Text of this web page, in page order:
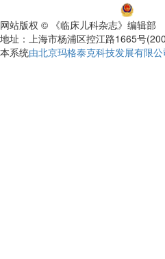
网站版权 © 《临床儿科杂志》编辑部
地址：上海市杨浦区控江路1665号
本系统由北京玛格泰克科技发展有限公